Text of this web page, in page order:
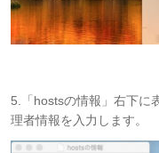
5.「hostsの情報」右下に
理者情報を入力します。